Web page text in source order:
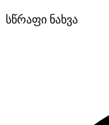
სწრაფი ნახვა